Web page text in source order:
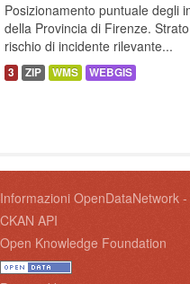
Posizionamento puntuale degli
della Provincia di Firenze.
rischio di incidente rilevante...
3 ZIP WMS WEBGIS
Informazioni OpenDataNetwork
CKAN API
Open Knowledge Foundation